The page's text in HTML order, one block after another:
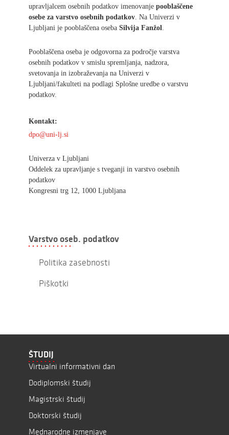
upravljalcem osebnih podatkov imenovanje pooblaščene
osebe za varstvo osebnih podatkov. Na Univerzi v
Ljubljani je pooblaščena oseba Silvija Fanžol.
Pooblaščena oseba je odgovorna za področje varstva
osebnih podatkov v smislu spremljanja, nadzora,
svetovanja in izobraževanja na Univerzi v
Ljubljani/fakulteti na podlagi Splošne uredbe o varstvu
podatkov.
Kontakt:
dpo@uni-lj.si
​Univerza v Ljubljani
Oddelek za upravljanje s tveganji in varstvo osebnih
podatkov
Kongresni trg 12, 1000 Ljubljana
Varstvo oseb. podatkov
Politika zasebnosti
Piškotki
ŠTUDIJ
Virtualni informativni dan
Dodiplomski študij
Magistrski študij
Doktorski študij
Mednarodne izmenjave